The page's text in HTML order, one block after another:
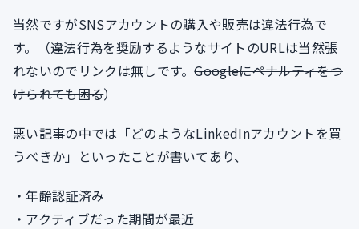
当然ですがSNSアカウントの購入や販売は違法行為で
す。（違法行為を奨励するようなサイトのURLは当然張
れないのでリンクは無しです。Googleにペナルティをつ
けられても困る）
悪い記事の中では「どのようなLinkedInアカウントを買
うべきか」といったことが書いてあり、
・年齢認証済み
・アクティブだった期間が最近